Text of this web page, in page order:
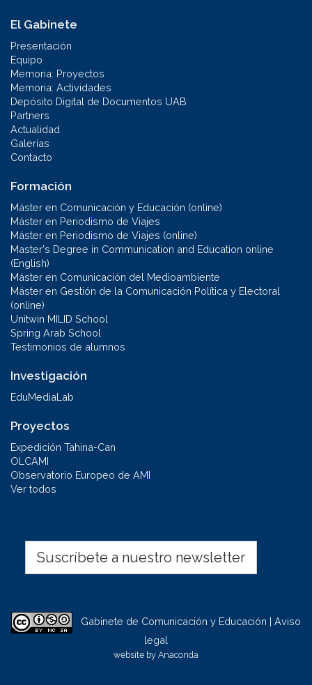
El Gabinete
Presentación
Equipo
Memoria: Proyectos
Memoria: Actividades
Depósito Digital de Documentos UAB
Partners
Actualidad
Galerías
Contacto
Formación
Máster en Comunicación y Educación (online)
Máster en Periodismo de Viajes
Máster en Periodismo de Viajes (online)
Master's Degree in Communication and Education online
(English)
Máster en Comunicación del Medioambiente
Máster en Gestión de la Comunicación Política y Electoral
(online)
Unitwin MILID School
Spring Arab School
Testimonios de alumnos
Investigación
EduMediaLab
Proyectos
Expedición Tahina-Can
OLCAMI
Observatorio Europeo de AMI
Ver todos
Suscríbete a nuestro newsletter
Gabinete de Comunicación y Educación | Aviso
legal
website by Anaconda